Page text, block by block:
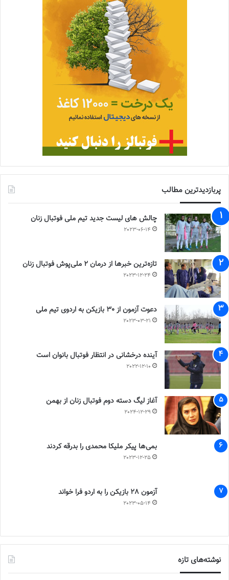
پربازدیدترین مطالب
چالش هاى ليست جدید تيم ملى فوتبال زنان
2023-06-14
تازه‌ترین خبرها از درمان ۲ ملی‌پوش فوتبال زنان
2023-12-24
دعوت آزمون از 30 بازیکن به اردوی تیم ملی
2023-03-21
آینده درخشانی در انتظار فوتبال بانوان است
2022-12-10
آغاز لیگ دسته دوم فوتبال زنان از بهمن
2024-12-29
بمی‌ها پیکر ملیکا محمدی را بدرقه کردند
2023-12-25
آزمون 28 بازیکن را به اردو فرا خواند
2023-05-14
نوشته‌های تازه